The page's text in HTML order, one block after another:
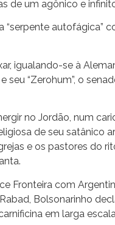
de um agônico e
autofágica”
igualando-se à
“Zerohum”, o
no Jordão, num
de seu satânico
e os pastores do
Fronteira com
Bolsonarinho
em larga